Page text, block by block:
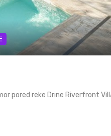
pored reke Drine Riverfront